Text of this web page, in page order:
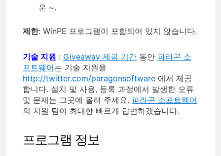
운 ~.
제한: WinPE 프로그램이 포함되어 있지 않습니다.
기술 지원 : Giveaway 제공 기간 동안 파라곤 소
프트웨어는 기술 지원을
http://twitter.com/paragonsoftware 에서 제공
합니다. 설치 및 사용, 등록 과정에서 발생한 오류
및 문제는 그곳에 올려 주세요. 파라곤 소프트웨어
의 지원 팀이 최대한 빠르게 답변하겠습니다.
프로그램 정보